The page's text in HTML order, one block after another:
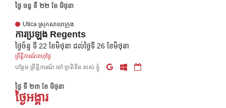
ថ្ងៃ ចន្ទ ទី ២២ ខែ មិថុនា
Utica ស្រុកសាលាក្រុង
ការប្រឡង Regents
ថ្ងៃច័ន្ទ ទី 22 ខែមិថុនា ដល់ថ្ងៃទី 26 ខែមិថុនា
ព្រឹត្តិការណ៍ពហុថ្ងៃ
បន្ថែម ព្រឹត្តិការណ៍ ទៅ ប្រតិទិន របស់ ខ្ញុំ
ថ្ងៃ ទី ២៣ ខែ មិថុនា
ថ្ងៃអង្គារ